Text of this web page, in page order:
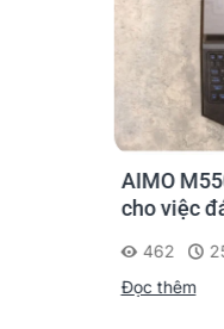
AIMO
cho việc
462
Đọc thêm